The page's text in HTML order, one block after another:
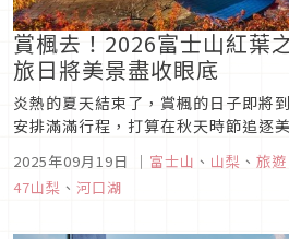
賞楓去！2026富士山紅葉
旅日將美景盡收眼底
炎熱的夏天結束了，賞楓的日子即將
安排滿滿行程，打算在秋天時節追逐
富士山周遭方便抵達的賞楓好去處，
及富士山美景，一日遊也能走遍，趕快
2025年09月19日 ｜ 富士山 、 山梨 、 旅遊
47山梨 、 河口湖